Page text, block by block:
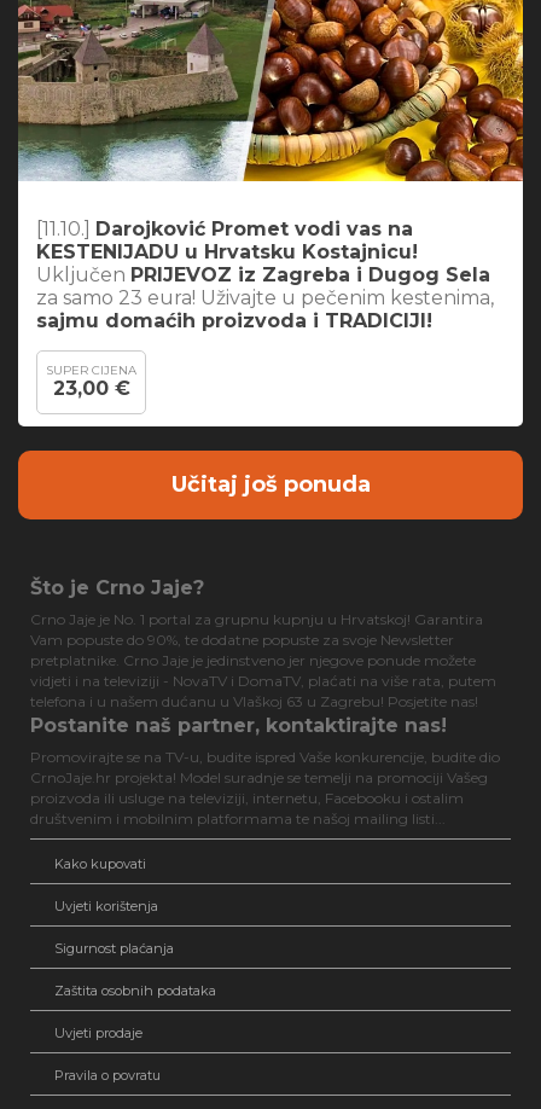
[11.10.]
Darojković Promet vodi vas na
KESTENIJADU u Hrvatsku Kostajnicu!
Uključen PRIJEVOZ iz Zagreba i Dugog Sela
za samo 23 eura! Uživajte u pečenim kestenima,
sajmu domaćih proizvoda i TRADICIJI!
SUPER CIJENA
23,00 €
Učitaj još ponuda
Što je Crno Jaje?
Crno Jaje je No. 1 portal za grupnu kupnju u Hrvatskoj! Garantira
Vam popuste do 90%, te dodatne popuste za svoje Newsletter
pretplatnike. Crno Jaje je jedinstveno jer njegove ponude možete
vidjeti i na televiziji - NovaTV i DomaTV, plaćati na više rata, putem
telefona i u našem dućanu u Vlaškoj 63 u Zagrebu! Posjetite nas!
Postanite naš partner, kontaktirajte nas!
Promovirajte se na TV-u, budite ispred Vaše konkurencije, budite dio
CrnoJaje.hr projekta! Model suradnje se temelji na promociji Vašeg
proizvoda ili usluge na televiziji, internetu, Facebooku i ostalim
društvenim i mobilnim platformama te našoj mailing listi...
Kako kupovati
Uvjeti korištenja
Sigurnost plaćanja
Zaštita osobnih podataka
Uvjeti prodaje
Pravila o povratu